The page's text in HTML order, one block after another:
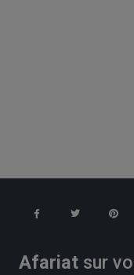
Afariat sur